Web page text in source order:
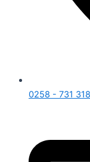
0258 - 731 318